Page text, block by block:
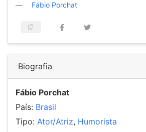
Fábio Porchat
Biografia
Fábio Porchat
País: Brasil
Tipo: Ator/Atriz, Humorista